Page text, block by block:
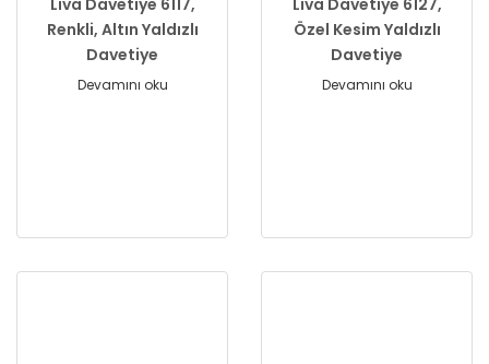
Liva Davetiye 6117,
Renkli, Altın Yaldızlı
Davetiye
Devamını oku
Liva Davetiye 6127,
Özel Kesim Yaldızlı
Davetiye
Devamını oku